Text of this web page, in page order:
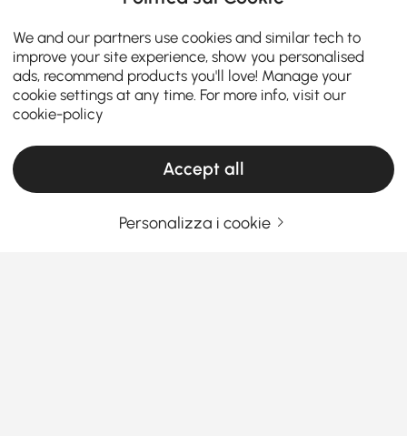
We and our partners use cookies and similar tech to
improve your site experience, show you personalised
ads, recommend products you'll love! Manage your
cookie settings at any time. For more info, visit our
cookie-policy
Accept all
Personalizza i cookie